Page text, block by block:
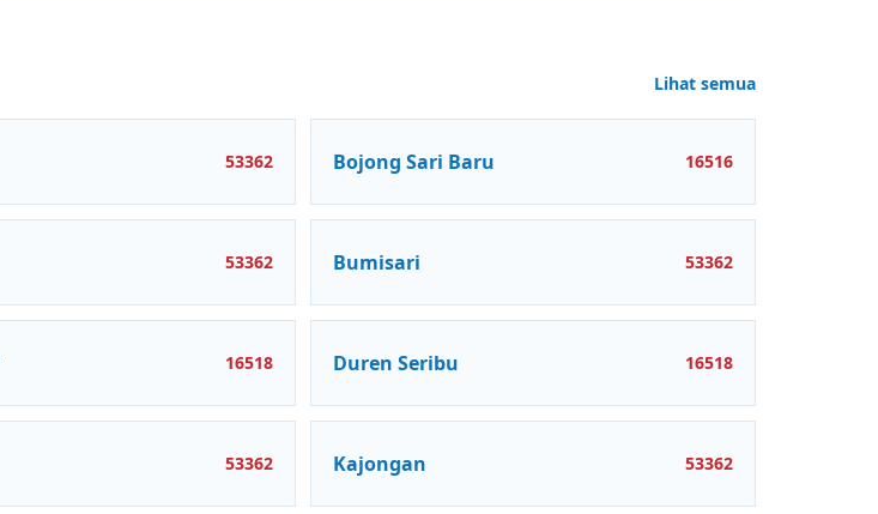
Lihat semua
53362 Bojong Sari Baru 16516
53362 Bumisari 53362
16518 Duren Seribu 16518
53362 Kajongan 53362